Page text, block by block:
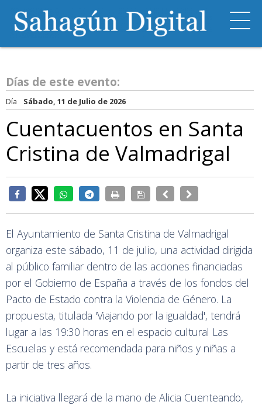
Días de este evento:
Día Sábado, 11 de Julio de 2026
Cuentacuentos en Santa
Cristina de Valmadrigal
El Ayuntamiento de Santa Cristina de Valmadrigal
organiza este sábado, 11 de julio, una actividad dirigida
al público familiar dentro de las acciones financiadas
por el Gobierno de España a través de los fondos del
Pacto de Estado contra la Violencia de Género. La
propuesta, titulada 'Viajando por la igualdad', tendrá
lugar a las 19:30 horas en el espacio cultural Las
Escuelas y está recomendada para niños y niñas a
partir de tres años.
La iniciativa llegará de la mano de Alicia Cuenteando,